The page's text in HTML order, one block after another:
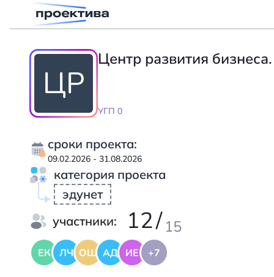
ЦР
Центр развития
УГП 0
сроки проекта:
09.02.2026 - 31.08.2026
категория проекта
эдунет
участники:
12/ 15
ЕК ЛЧ ОШ АД ИЕ +7